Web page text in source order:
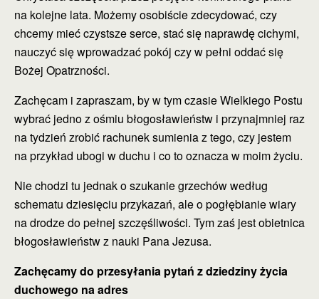
na kolejne lata. Możemy osobiście zdecydować, czy
chcemy mieć czystsze serce, stać się naprawdę cichymi,
nauczyć się wprowadzać pokój czy w pełni oddać się
Bożej Opatrzności.
Zachęcam i zapraszam, by w tym czasie Wielkiego Postu
wybrać jedno z ośmiu błogosławieństw i przynajmniej raz
na tydzień zrobić rachunek sumienia z tego, czy jestem
na przykład ubogi w duchu i co to oznacza w moim życiu.
Nie chodzi tu jednak o szukanie grzechówwedług
schematu dziesięciu przykazań, ale o pogłębianie wiary
na drodze do pełnej szczęśliwości. Tym zaś jest obietnica
błogosławieństw z nauki Pana Jezusa.
Zachęcamy do przesyłania pytań z dziedziny życia
duchowego na adres